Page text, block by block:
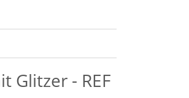
Glitzer - REF